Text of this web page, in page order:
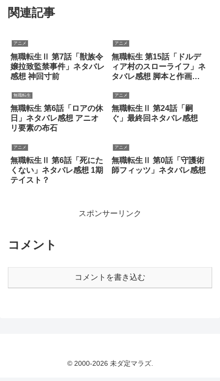
関連記事
アニメ
無職転生Ⅱ 第7話「獣族令
嬢拉致監禁事件」ネタバレ
感想 神回寸前
アニメ
無職転生 第15話「ドルデ
ィア村のスローライフ」ネ
タバレ感想 脚本と作画の
無職転生
無職転生 第6話「ロアの休
日」ネタバレ感想 アニオ
リ要素の布石
アニメ
無職転生Ⅱ 第24話「嗣
ぐ」最終回ネタバレ感想
アニメ
無職転生Ⅱ 第6話「死にた
くない」ネタバレ感想 1期
テイスト？
アニメ
無職転生Ⅱ 第0話「守護術
師フィッツ」ネタバレ感想
スポンサーリンク
コメント
コメントを書き込む
© 2000-2026 未ダ定マラズ.